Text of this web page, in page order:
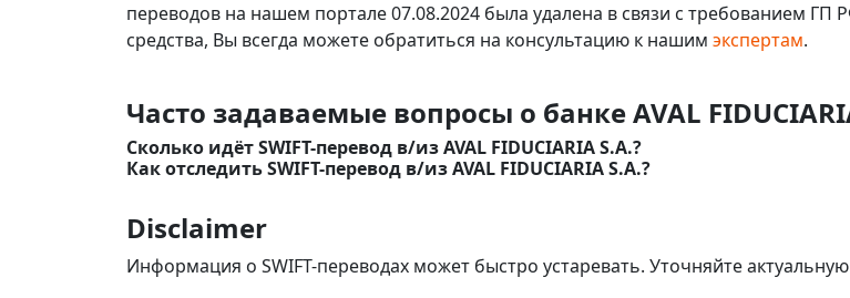
переводов на нашем портале 07.08.2024 была удалена в связи с требованием
средства, Вы всегда можете обратиться на консультацию к нашим экспертам.
Часто задаваемые вопросы о банке AVAL
Сколько идёт SWIFT-перевод в/из AVAL FIDUCIARIA S.A.?
Как отследить SWIFT-перевод в/из AVAL FIDUCIARIA S.A.?
Disclaimer
Информация о SWIFT-переводах может быстро устаревать. Уточняйте